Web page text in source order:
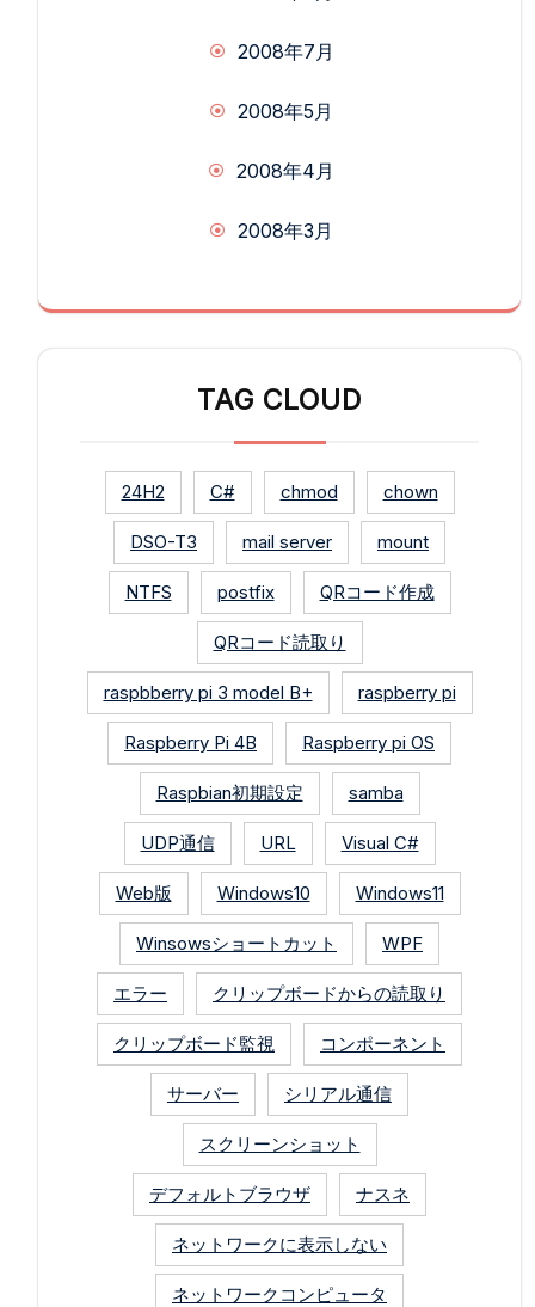
2008年7月
2008年5月
2008年4月
2008年3月
TAG CLOUD
24H2 C# chmod chown
DSO-T3 mail server mount
NTFS postfix QRコード作成
QRコード読取り
raspbberry pi 3 model B+ raspberry pi
Raspberry Pi 4B Raspberry pi OS
Raspbian初期設定 samba
UDP通信 URL Visual C#
Web版 Windows10 Windows11
Winsowsショートカット WPF
エラー クリップボードからの読取り
クリップボード監視 コンポーネント
サーバー シリアル通信
スクリーンショット
デフォルトブラウザ ナスネ
ネットワークに表示しない
ネットワークコンピュータ